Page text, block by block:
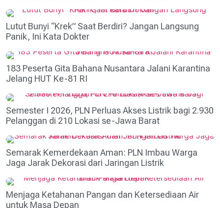
Lutut Bunyi “Krek” Saat Berdiri? Jangan Langsung
Panik, Ini Kata Dokter
183 Peserta Gita Bahana Nusantara Jalani Karantina
Jelang HUT Ke-81 RI
Semester I 2026, PLN Perluas Akses Listrik bagi 2.930
Pelanggan di 210 Lokasi se-Jawa Barat
Semarak Kemerdekaan Aman: PLN Imbau Warga
Jaga Jarak Dekorasi dari Jaringan Listrik
Menjaga Ketahanan Pangan dan Ketersediaan Air
untuk Masa Depan